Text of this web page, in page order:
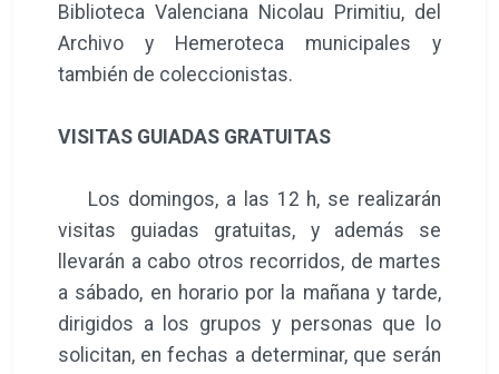
Biblioteca Valenciana Nicolau Primitiu, del
Archivo y Hemeroteca municipales y
también de coleccionistas.
VISITAS GUIADAS GRATUITAS
Los domingos, a las 12 h, se realizarán
visitas guiadas gratuitas, y además se
llevarán a cabo otros recorridos, de martes
a sábado, en horario por la mañana y tarde,
dirigidos a los grupos y personas que lo
solicitan, en fechas a determinar, que serán